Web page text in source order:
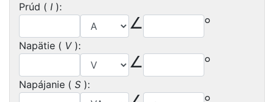
Prúd ( I ):
∠ °
Napätie ( V):
∠ °
Napájanie ( S ):